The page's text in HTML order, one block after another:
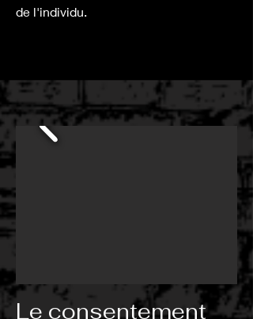
de l'individu.
Le consentement